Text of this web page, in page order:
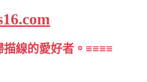
描線的愛好者。≡≡≡≡